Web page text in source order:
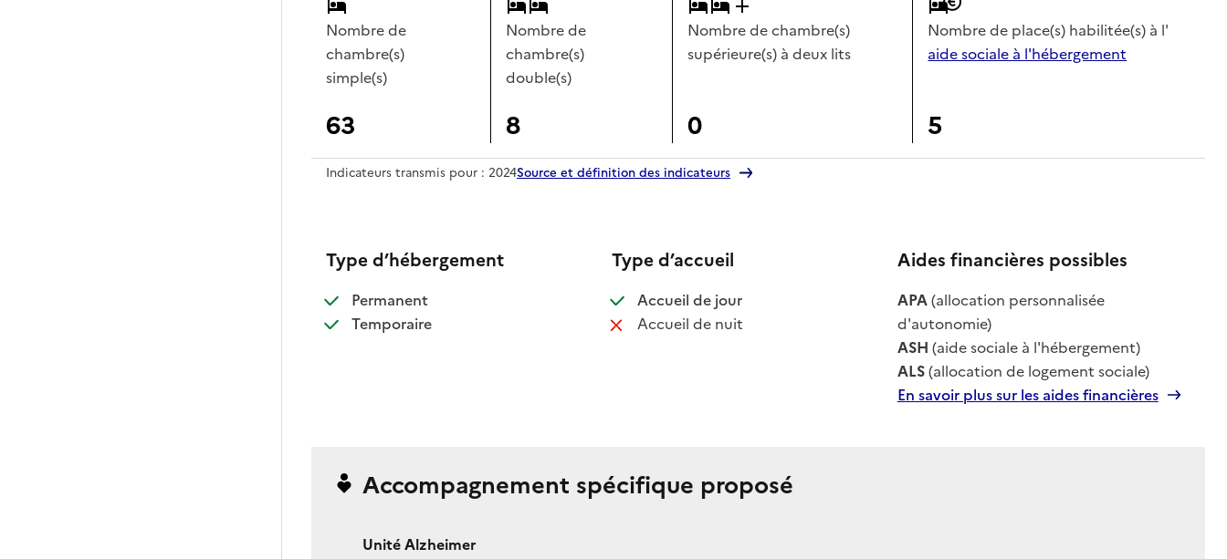
Nombre de
chambre(s)
simple(s)
63
Nombre de
chambre(s)
double(s)
8
Nombre de chambre(s)
supérieure(s) à deux lits
0
Nombre de place(s) habilitée(s) à l'
aide sociale à l'hébergement
5
Indicateurs transmis pour : 2024Source et définition des indicateurs
Type d’hébergement
Permanent: disponible
Temporaire: disponible
Type d’accueil
Accueil de jour: disponible
Accueil de nuit: non disponible
Aides financières possibles
APA(allocation personnalisée
d'autonomie)
ASH (aide sociale à l'hébergement)
ALS(allocation de logement sociale)
En savoir plus sur les aides financières
Accompagnement spécifique proposé
Unité Alzheimer